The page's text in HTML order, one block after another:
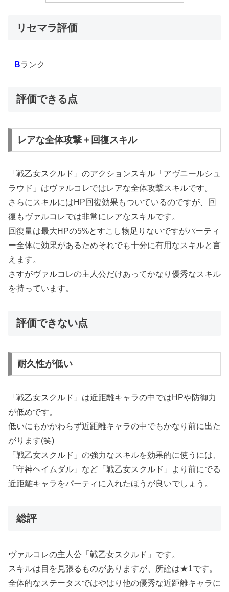
リセマラ評価
Bランク
評価できる点
レアな全体攻撃＋回復スキル
「戦乙女スクルド」のアクションスキル「アヴニールシュ
ラウド」はヴァルコレではレアな全体攻撃スキルです。
さらにスキルにはHP回復効果もついているのですが、回
復もヴァルコレでは非常にレアなスキルです。
回復量は最大HPの5%とすこし物足りないですがパーティ
ー全体に効果があるためそれでも十分に有用なスキルと言
えます。
さすがヴァルコレの主人公だけあってかなり優秀なスキル
を持っています。
評価できない点
耐久性が低い
「戦乙女スクルド」は近距離キャラの中ではHPや防御力
が低めです。
低いにもかかわらず近距離キャラの中でもかなり前に出た
がります(笑)
「戦乙女スクルド」の強力なスキルを効果的に使うには、
「守神ヘイムダル」など「戦乙女スクルド」より前にでる
近距離キャラをパーティに入れたほうが良いでしょう。
総評
ヴァルコレの主人公「戦乙女スクルド」です。
スキルは目を見張るものがありますが、所詮は★1です。
全体的なステータスではやはり他の優秀な近距離キャラに